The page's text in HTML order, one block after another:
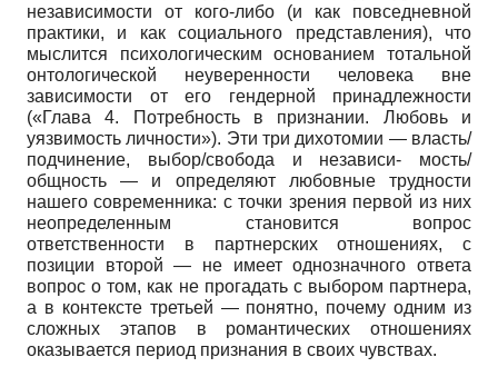
независимости от кого-либо (и как повседневной
практики, и как социального представления), что
мыслится психологическим основанием тотальной
онтологической неуверенности человека вне
зависимости от его гендерной принадлежности
(«Глава 4. Потребность в признании. Любовь и
уязвимость личности»). Эти три дихотомии — власть/
подчинение, выбор/свобода и независи- мость/
общность — и определяют любовные трудности
нашего современника: с точки зрения первой из них
неопределенным становится вопрос
ответственности в партнерских отношениях, с
позиции второй — не имеет однозначного ответа
вопрос о том, как не прогадать с выбором партнера,
а в контексте третьей — понятно, почему одним из
сложных этапов в романтических отношениях
оказывается период признания в своих чувствах.